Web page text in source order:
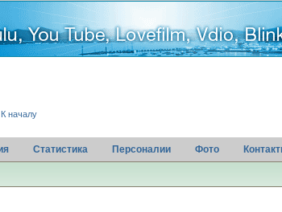
К началу
Статистика Персоналии Фото